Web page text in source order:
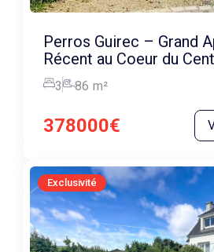
Perros Guirec – Grand
Récent au Coeur du
3 86 m²
378000€
Exclusivité